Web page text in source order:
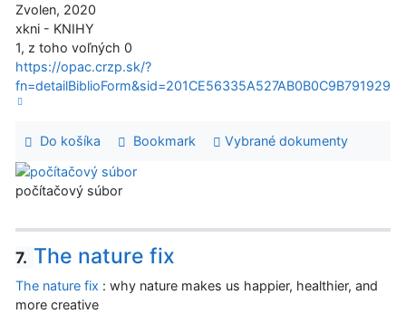
Zvolen, 2020
xkni - KNIHY
1, z toho voľných 0
https://opac.crzp.sk/?
fn=detailBiblioForm&sid=201CE56335A527AB0B0C9B791929
Do košíka Bookmark Vybrané dokumenty
počítačový súbor
7. The nature fix
The nature fix : why nature makes us happier, healthier, and
more creative